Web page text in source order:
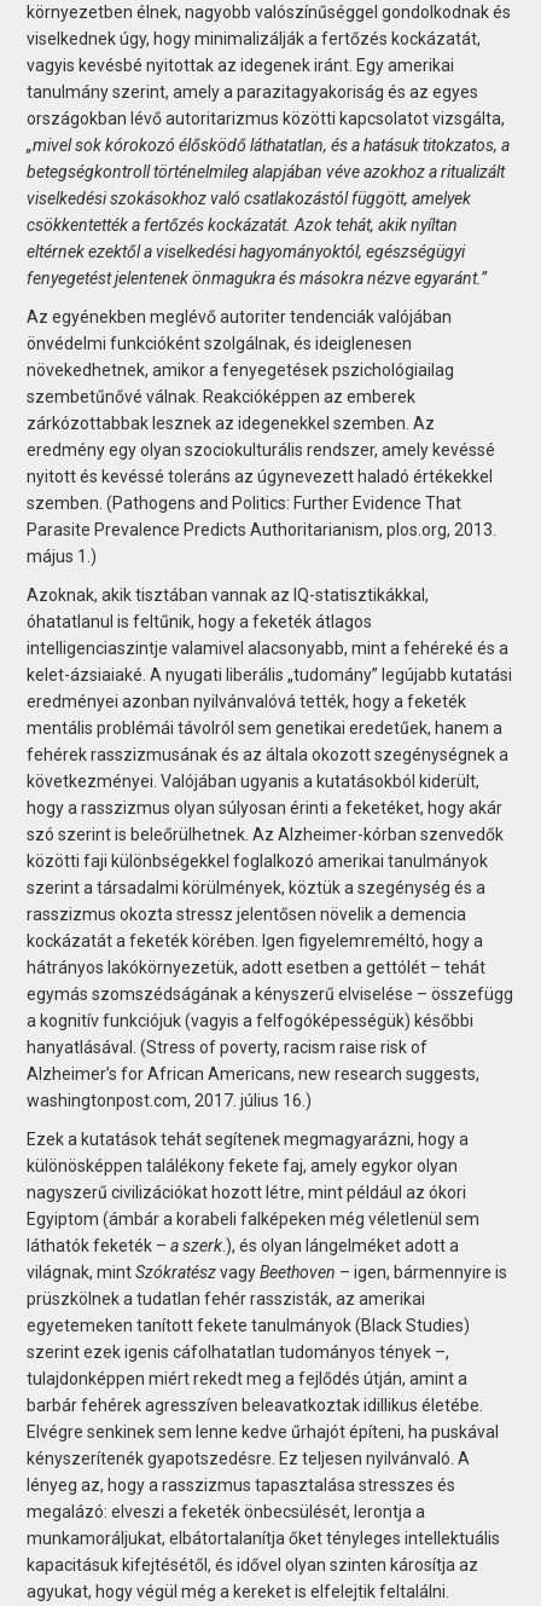
környezetben élnek, nagyobb valószínűséggel gondolkodnak és
viselkednek úgy, hogy minimalizálják a fertőzés kockázatát,
vagyis kevésbé nyitottak az idegenek iránt. Egy amerikai
tanulmány szerint, amely a parazitagyakoriság és az egyes
országokban lévő autoritarizmus közötti kapcsolatot vizsgálta,
„mivel sok kórokozó élősködő láthatatlan, és a hatásuk titokzatos, a
betegségkontroll történelmileg alapjában véve azokhoz a ritualizált
viselkedési szokásokhoz való csatlakozástól függött, amelyek
csökkentették a fertőzés kockázatát. Azok tehát, akik nyíltan
eltérnek ezektől a viselkedési hagyományoktól, egészségügyi
fenyegetést jelentenek önmagukra és másokra nézve egyaránt.”
Az egyénekben meglévő autoriter tendenciák valójában
önvédelmi funkcióként szolgálnak, és ideiglenesen
növekedhetnek, amikor a fenyegetések pszichológiailag
szembetűnővé válnak. Reakcióképpen az emberek
zárkózottabbak lesznek az idegenekkel szemben. Az
eredmény egy olyan szociokulturális rendszer, amely kevéssé
nyitott és kevéssé toleráns az úgynevezett haladó értékekkel
szemben. (Pathogens and Politics: Further Evidence That
Parasite Prevalence Predicts Authoritarianism, plos.org, 2013.
május 1.)
Azoknak, akik tisztában vannak az IQ-statisztikákkal,
óhatatlanul is feltűnik, hogy a feketék átlagos
intelligenciaszintje valamivel alacsonyabb, mint a fehéreké és a
kelet-ázsiaiaké. A nyugati liberális „tudomány” legújabb kutatási
eredményei azonban nyilvánvalóvá tették, hogy a feketék
mentális problémái távolról sem genetikai eredetűek, hanem a
fehérek rasszizmusának és az általa okozott szegénységnek a
következményei. Valójában ugyanis a kutatásokból kiderült,
hogy a rasszizmus olyan súlyosan érinti a feketéket, hogy akár
szó szerint is beleőrülhetnek. Az Alzheimer-kórban szenvedők
közötti faji különbségekkel foglalkozó amerikai tanulmányok
szerint a társadalmi körülmények, köztük a szegénység és a
rasszizmus okozta stressz jelentősen növelik a demencia
kockázatát a feketék körében. Igen figyelemreméltó, hogy a
hátrányos lakókörnyezetük, adott esetben a gettólét – tehát
egymás szomszédságának a kényszerű elviselése – összefügg
a kognitív funkciójuk (vagyis a felfogóképességük) későbbi
hanyatlásával. (Stress of poverty, racism raise risk of
Alzheimer’s for African Americans, new research suggests,
washingtonpost.com, 2017. július 16.)
Ezek a kutatások tehát segítenek megmagyarázni, hogy a
különösképpen találékony fekete faj, amely egykor olyan
nagyszerű civilizációkat hozott létre, mint például az ókori
Egyiptom (ámbár a korabeli falképeken még véletlenül sem
láthatók feketék –a szerk .), és olyan lángelméket adott a
világnak, mintSzókratészvagyBeethoven – igen, bármennyire is
prüszkölnek a tudatlan fehér rasszisták, az amerikai
egyetemeken tanított fekete tanulmányok (Black Studies)
szerint ezek igenis cáfolhatatlan tudományos tények –,
tulajdonképpen miért rekedt meg a fejlődés útján, amint a
barbár fehérek agresszíven beleavatkoztak idillikus életébe.
Elvégre senkinek sem lenne kedve űrhajót építeni, ha puskával
kényszerítenék gyapotszedésre. Ez teljesen nyilvánvaló. A
lényeg az, hogy a rasszizmus tapasztalása stresszes és
megalázó: elveszi a feketék önbecsülését, lerontja a
munkamoráljukat, elbátortalanítja őket tényleges intellektuális
kapacitásuk kifejtésétől, és idővel olyan szinten károsítja az
agyukat, hogy végül még a kereket is elfelejtik feltalálni.